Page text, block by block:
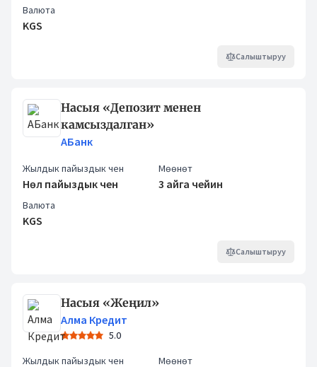
Валюта
KGS
Салыштыруу
Насыя «Депозит менен
камсыздалган»
АБанк
Жылдык пайыздык чен
Нөл пайыздык чен
Мөөнөт
3 айга чейин
Валюта
KGS
Салыштыруу
Насыя «Жеңил»
Алма Кредит
5.0
Жылдык пайыздык чен
Мөөнөт